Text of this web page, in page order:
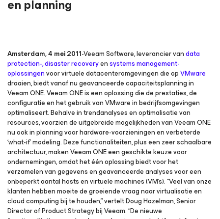
en planning
Amsterdam, 4 mei 2011-Veeam Software, leverancier vandata
protection-, disaster recoveryensystems management-
oplossingenvoor virtuele datacenteromgevingen die opVMware
draaien, biedt vanaf nu geavanceerde capaciteitsplanning in
Veeam ONE. Veeam ONE is een oplossing die de prestaties, de
configuratie en het gebruik van VMware in bedrijfsomgevingen
optimaliseert. Behalve in trendanalyses en optimalisatie van
resources, voorzien de uitgebreide mogelijkheden van Veeam ONE
nu ook in planning voor hardware-voorzieningen en verbeterde
‘what-if’ modeling. Deze functionaliteiten, plus een zeer schaalbare
architectuur, maken Veeam ONE een geschikte keuze voor
ondernemingen, omdat het één oplossing biedt voor het
verzamelen van gegevens en geavanceerde analyses voor een
onbeperkt aantal hosts en virtuele machines (VM’s). “Veel van onze
klanten hebben moeite de groeiende vraag naar virtualisatie en
cloud computing bij te houden,” vertelt Doug Hazelman, Senior
Director of Product Strategy bij Veeam. “De nieuwe